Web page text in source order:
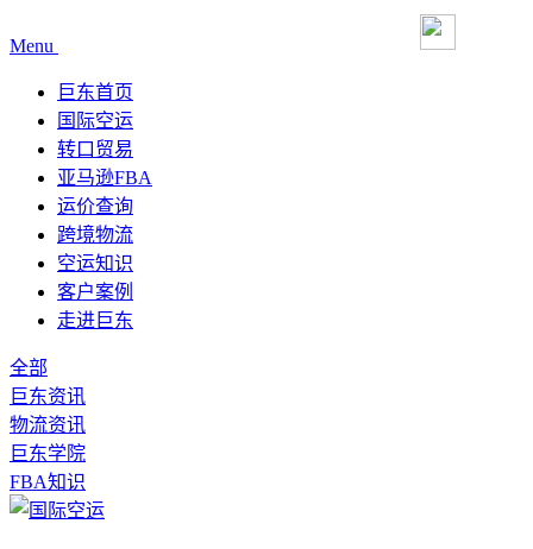
Menu
巨东首页
国际空运
转口贸易
亚马逊FBA
运价查询
跨境物流
空运知识
客户案例
走进巨东
全部
巨东资讯
物流资讯
巨东学院
FBA知识